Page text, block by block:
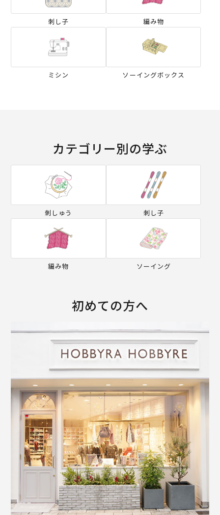
刺し子 編み物
ミシン ソーイングボックス
カテゴリー別の学ぶ
刺しゅう 刺し子
編み物 ソーイング
初めての方へ